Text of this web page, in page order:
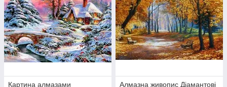
Картина алмазами
Алмазна живопис Діамантові